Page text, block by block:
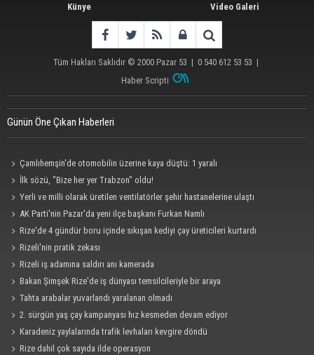
Künye
Video Galeri
Tüm Hakları Saklıdır © 2000 Pazar 53 | 0 540 612 53 53 |
Haber Scripti
Günün Öne Çıkan Haberleri
Çamlıhemşin'de otomobilin üzerine kaya düştü: 1 yaralı
İlk sözü, "Bize her yer Trabzon" oldu!
Yerli ve milli olarak üretilen ventilatörler şehir hastanelerine ulaştı
AK Parti'nin Pazar'da yeni ilçe başkanı Furkan Namlı
Rize'de 4 gündür boru içinde sıkışan kediyi çay üreticileri kurtardı
Rizeli'nin pratik zekası
Rizeli iş adamına saldırı anı kamerada
Bakan Şimşek Rize'de iş dünyası temsilcileriyle bir araya
Tahta arabalar yuvarlandı yaralanan olmadı
2. sürgün yaş çay kampanyası hız kesmeden devam ediyor
Karadeniz yaylalarında trafik levhaları kevgire döndü
Rize dahil çok sayıda ilde operasyon